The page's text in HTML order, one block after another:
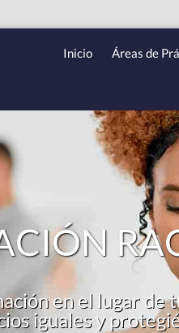
Inicio Áreas de
en el lugar de
iguales y